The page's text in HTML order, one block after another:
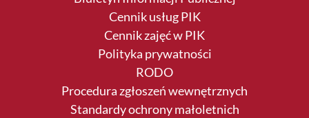
Cennik usług PIK
Cennik zajęć w PIK
Polityka prywatności
RODO
Procedura zgłoszeń wewnętrznych
Standardy ochrony małoletnich